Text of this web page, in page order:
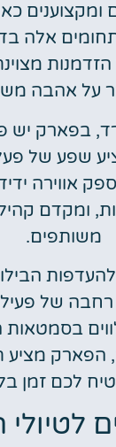
אלה
על אהבה
בפארק יש
שפע של
אווירה
ומקדם
משותפים.
של
בסמטאות
מציע
לכם זמן
לטיולי